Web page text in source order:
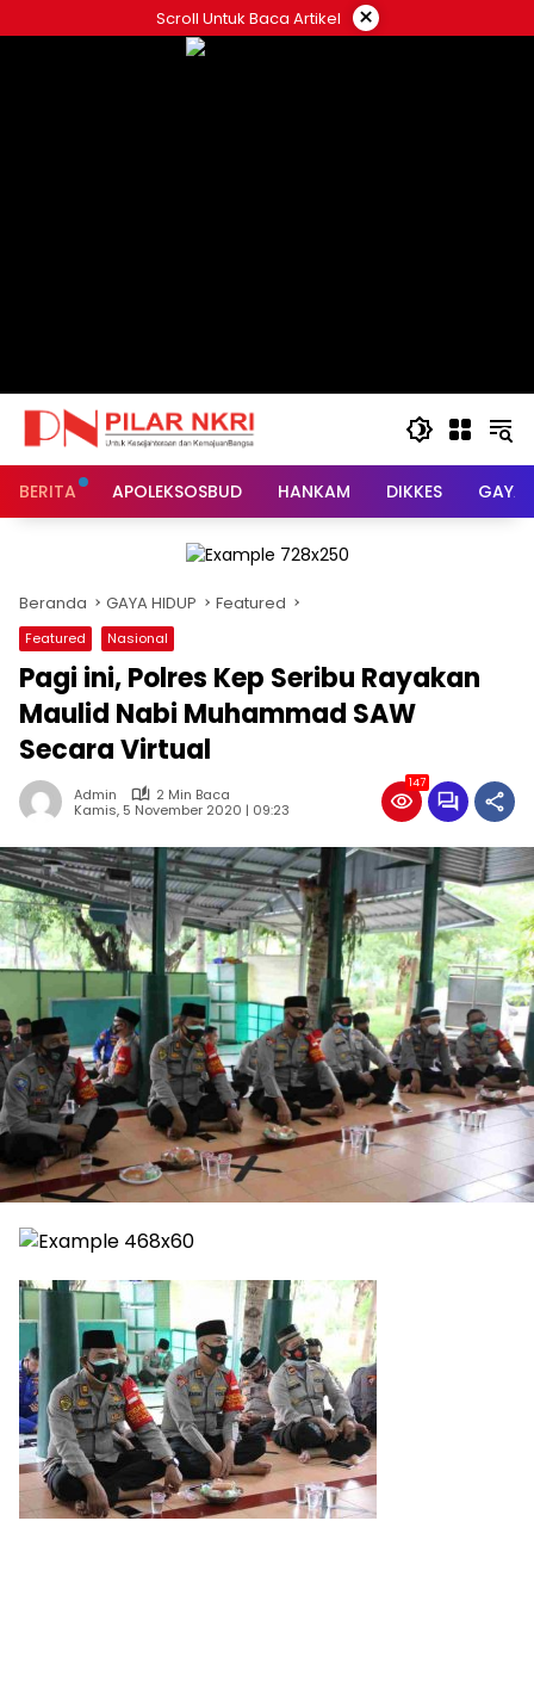
ke
Scroll Untuk Baca Artikel ×
BERITA APOLEKSOSBUD HANKAM DIKKES GAYA
Beranda GAYA HIDUP Featured
Featured Nasional
Pagi ini, Polres Kep Seribu Rayakan
Maulid Nabi Muhammad SAW
Secara Virtual
Admin
2 Min Baca
Kamis, 5 November 2020 | 09:23
147